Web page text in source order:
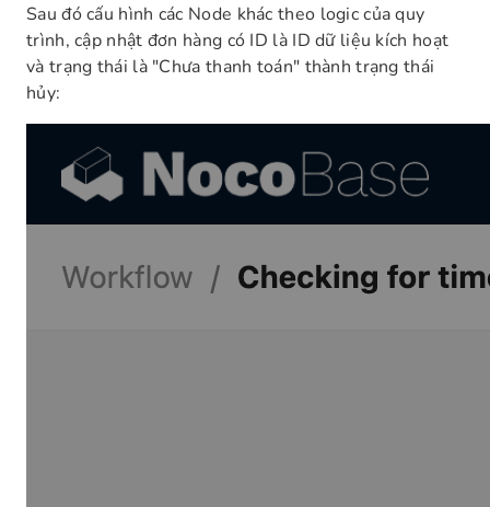
Sau đó cấu hình các Node khác theo logic của quy
trình, cập nhật đơn hàng có ID là ID dữ liệu kích hoạt
và trạng thái là "Chưa thanh toán" thành trạng thái
hủy: